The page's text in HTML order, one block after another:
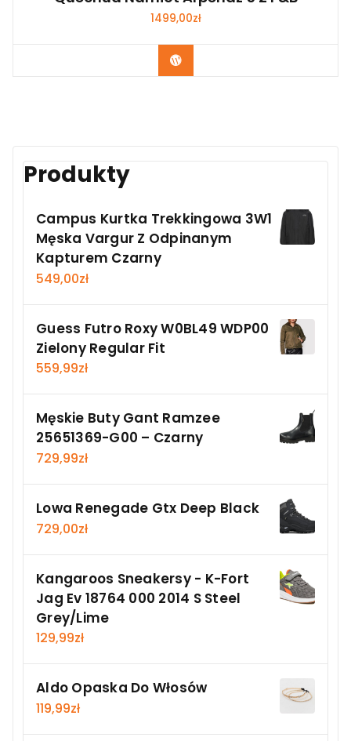
1499,00zł
Kup Teraz
Produkty
Campus Kurtka Trekkingowa 3W1
Męska Vargur Z Odpinanym
Kapturem Czarny
549,00zł
Guess Futro Roxy W0BL49 WDP00
Zielony Regular Fit
559,99zł
Męskie Buty Gant Ramzee
25651369-G00 – Czarny
729,99zł
Lowa Renegade Gtx Deep Black
729,00zł
Kangaroos Sneakersy - K-Fort
Jag Ev 18764 000 2014 S Steel
Grey/Lime
129,99zł
Aldo Opaska Do Włosów
119,99zł